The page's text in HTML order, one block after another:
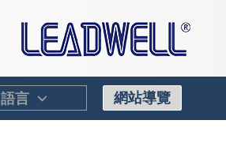
語言 ⌵ 網站導覽